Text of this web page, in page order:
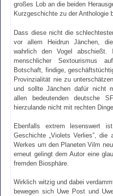
großes Lob an die beiden
Kurzgeschichte zu der Anthologie
Dass diese nicht die
vor allem Heidrun Jänchen,
wahrlich den Vogel abschießt.
menschlicher Sextourismus
Botschaft, findige,
Provinzialität nie zu
und sollte Jänchen dafür nicht
allen bedeutenden deutsche
hierzulande nicht mit rechten
Ebenfalls extrem lesenswert
Geschichte „Violets Verlies”, die
Werkes um den Planeten Vilm
erneut gelingt dem Autor eine
fremden Biosphäre.
Wirklich witzig und dabei
bewegen sich Uwe Post und